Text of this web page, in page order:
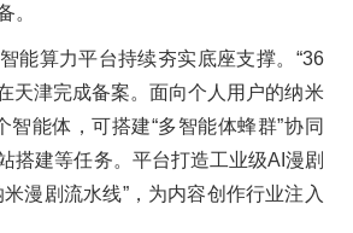
。
能算力平台持续夯实底座支撑。“36
天津完成备案。面向个人用户的纳米
智能体，可搭建“多智能体蜂群”协同
搭建等任务。平台打造工业级AI漫剧
漫剧流水线”，为内容创作行业注入